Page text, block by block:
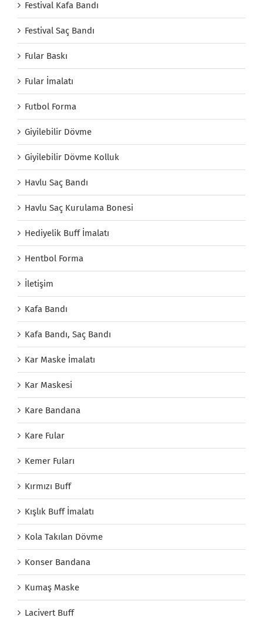
Festival Kafa Bandı
Festival Saç Bandı
Fular Baskı
Fular İmalatı
Futbol Forma
Giyilebilir Dövme
Giyilebilir Dövme Kolluk
Havlu Saç Bandı
Havlu Saç Kurulama Bonesi
Hediyelik Buff İmalatı
Hentbol Forma
İletişim
Kafa Bandı
Kafa Bandı, Saç Bandı
Kar Maske İmalatı
Kar Maskesi
Kare Bandana
Kare Fular
Kemer Fuları
Kırmızı Buff
Kışlık Buff İmalatı
Kola Takılan Dövme
Konser Bandana
Kumaş Maske
Lacivert Buff